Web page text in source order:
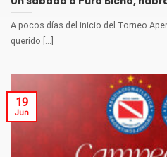
A pocos días del inicio del Torneo
querido [...]
19
Jun